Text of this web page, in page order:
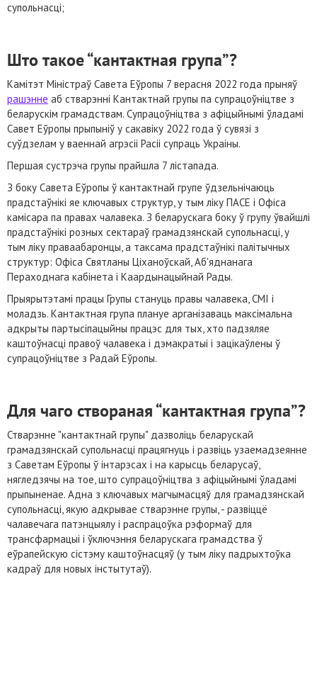
супольнасці;
Што такое “кантактная група”?
Камітэт Міністраў Савета Еўропы 7 верасня 2022 года прыняў
рашэнне аб стварэнні Кантактнай групы па супрацоўніцтве з
беларускім грамадствам. Супрацоўніцтва з афіцыйнымі ўладамі
Савет Еўропы прыпыніў у сакавіку 2022 года ў сувязі з
суўдзелам у ваеннай агрэсіі Расіі супраць Украіны.
Першая сустрэча групы прайшла 7 лістапада.
З боку Савета Еўропы ў кантактнай групе ўдзельнічаюць
прадстаўнікі яе ключавых структур, у тым ліку ПАСЕ і Офіса
камісара па правах чалавека. З беларускага боку ў групу ўвайшлі
прадстаўнікі розных сектараў грамадзянскай супольнасці, у
тым ліку праваабаронцы, а таксама прадстаўнікі палітычных
структур: Офіса Святланы Ціханоўскай, Аб'яднанага
Пераходнага кабінета і Каардынацыйнай Рады.
Прыярытэтамі працы Групы стануць правы чалавека, СМІ і
моладзь. Кантактная група плануе арганізаваць максімальна
адкрыты партысіпацыйны працэс для тых, хто падзяляе
каштоўнасці правоў чалавека і дэмакратыі і зацікаўлены ў
супрацоўніцтве з Радай Еўропы.
Для чаго створаная “кантактная група”?
Стварэнне "кантактнай групы" дазволіць беларускай
грамадзянскай супольнасці працягнуць і развіць узаемадзеянне
з Саветам Еўропы ў інтарэсах і на карысць беларусаў,
нягледзячы на тое, што супрацоўніцтва з афіцыйнымі ўладамі
прыпыненае. Адна з ключавых магчымасцяў для грамадзянскай
супольнасці, якую адкрывае стварэнне групы, - развіццё
чалавечага патэнцыялу і распрацоўка рэформаў для
трансфармацыі і ўключэння беларускага грамадства ў
еўрапейскую сістэму каштоўнасцяў (у тым ліку падрыхтоўка
кадраў для новых інстытутаў).